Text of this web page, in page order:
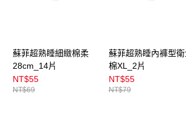
付款後門市自取
每筆NT$100，滿NT$399(含以上)免運費
蘇菲超熟睡細緻棉柔
28cm_14片
NT$55
NT$69
蘇菲超熟睡內褲型衛
棉XL_2片
NT$55
NT$79